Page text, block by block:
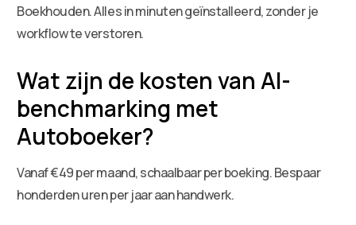
Boekhouden. Alles in minuten geïnstalleerd, zonder je
workflow te verstoren.
Wat zijn de kosten van AI-
benchmarking met
Autoboeker?
Vanaf €49 per maand, schaalbaar per boeking. Bespaar
honderden uren per jaar aan handwerk.